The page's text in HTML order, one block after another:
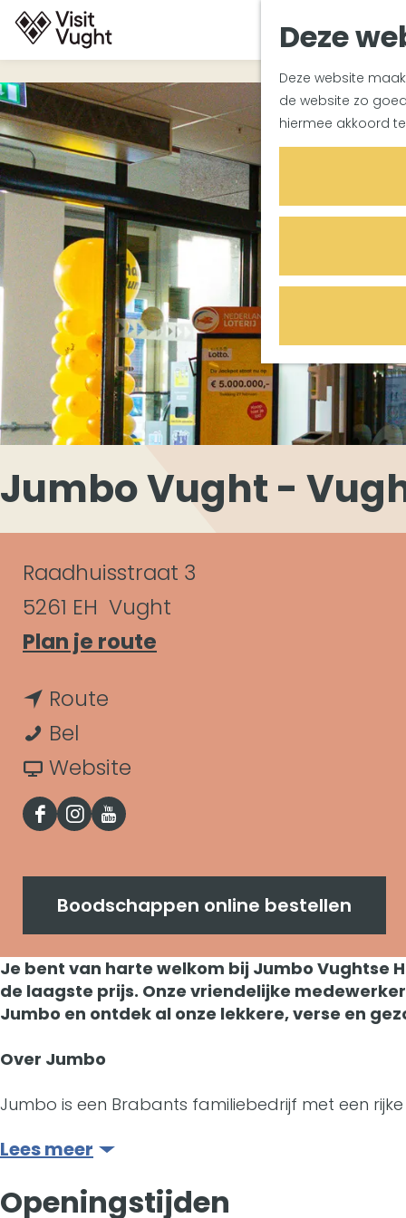
Deze
Deze website
de website zo
hiermee akkoord
G
a
n
a
a
r
d
h
p
g
e
Jumbo Vught -
C
o
n
t
a
c
t
Raadhuisstraat 3
5261 EH Vught
Plan je route
b
o
V
u
g
u
Route
a
r
J
u
m
b
o
V
h
t
Bel
u
m
b
o
V
u
g
h
V
u
Website
J
u
m
b
o
g
F
e
b
o
k
J
u
b
I
s
t
a
g
a
m
J
m
Y
u
t
u
b
u
m
o
Boodschappen online bestellen
Je bent van harte welkom bij Jumbo Vughtse
de laagste prijs. Onze vriendelijke
Jumbo en ontdek al onze lekkere, verse en
Over Jumbo
Jumbo is een Brabants familiebedrijf met een
Lees meer
Openingstijden